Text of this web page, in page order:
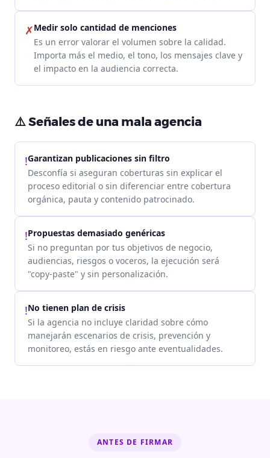
✗Medir solo cantidad de menciones
Es un error valorar el volumen sobre la calidad.
Importa más el medio, el tono, los mensajes clave y
el impacto en la audiencia correcta.
⚠️ Señales de una mala agencia
!Garantizan publicaciones sin filtro
Desconfía si aseguran coberturas sin explicar el
proceso editorial o sin diferenciar entre cobertura
orgánica, pauta y contenido patrocinado.
!Propuestas demasiado genéricas
Si no preguntan por tus objetivos de negocio,
audiencias, riesgos o voceros, la ejecución será
"copy-paste" y sin personalización.
!No tienen plan de crisis
Si la agencia no incluye claridad sobre cómo
manejarán escenarios de crisis, prevención y
monitoreo, estás en riesgo ante eventualidades.
ANTES DE FIRMAR